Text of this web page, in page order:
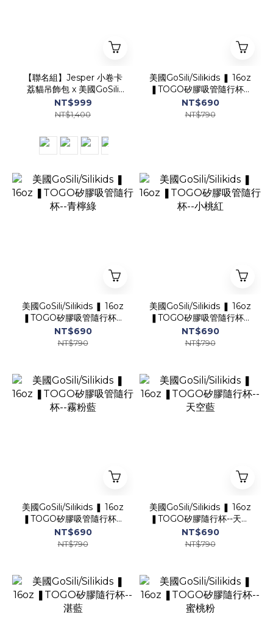
【聯名組】Jesper 小卷卡
荔貓吊飾包 x 美國GoSili
TOGO矽膠隨行杯
NT$999
NT$1,400
美國GoSili/Silikids ❚ 16oz
❚TOGO矽膠吸管隨行杯--
純淨粉
NT$690
NT$790
美國GoSili/Silikids ❚ 16oz
❚TOGO矽膠吸管隨行杯--
青檸綠
NT$690
NT$790
美國GoSili/Silikids ❚ 16oz
❚TOGO矽膠吸管隨行杯--
小桃紅
NT$690
NT$790
美國GoSili/Silikids ❚ 16oz
❚TOGO矽膠吸管隨行杯--
霧粉藍
NT$690
NT$790
美國GoSili/Silikids ❚ 16oz
❚TOGO矽膠隨行杯--天空
藍
NT$690
NT$790